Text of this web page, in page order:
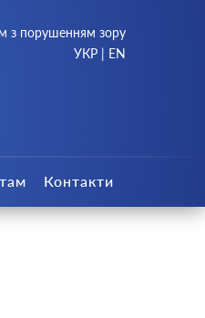
з порушенням зору
УКР | EN
Контакти